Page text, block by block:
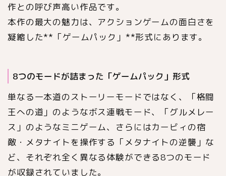
作との呼び声高い作品です。
本作の最大の魅力は、アクションゲームの面白さを
凝縮した**「ゲームパック」**形式にあります。
8つのモードが詰まった「ゲームパック」形式
単なる一本道のストーリーモードではなく、「格闘
王への道」のようなボス連戦モード、「グルメレー
ス」のようなミニゲーム、さらにはカービィの宿
敵・メタナイトを操作する「メタナイトの逆襲」な
ど、それぞれ全く異なる体験ができる8つのモード
が収録されていました。